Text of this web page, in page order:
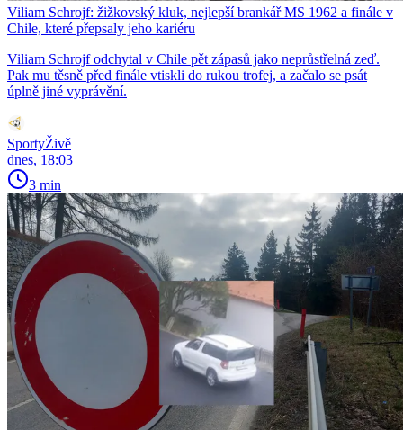
Viliam Schrojf: žižkovský kluk, nejlepší brankář MS 1962 a finále v
Chile, které přepsaly jeho kariéru
Viliam Schrojf odchytal v Chile pět zápasů jako neprůstřelná zeď.
Pak mu těsně před finále vtiskli do rukou trofej, a začalo se psát
úplně jiné vyprávění.
SportyŽivě
dnes, 18:03
3 min